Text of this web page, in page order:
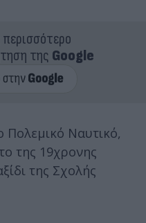
περισσότερο
της Google
Πολεμικό Ναυτικό,
της 19χρονης
της Σχολής